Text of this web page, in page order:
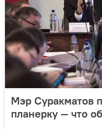
Мэр Суракматов
планерку — что